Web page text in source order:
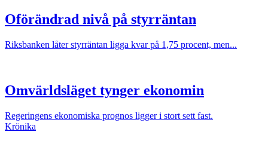
Oförändrad nivå på styrräntan
Riksbanken låter styrräntan ligga kvar på 1,75 procent, men...
Omvärldsläget tynger ekonomin
Regeringens ekonomiska prognos ligger i stort sett fast.
Krönika